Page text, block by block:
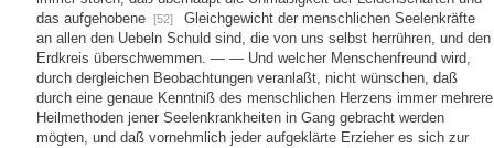
das aufgehobene
[52]
Gleichgewicht der menschlichen Seelenkräfte
an allen den Uebeln Schuld sind, die von uns selbst herrühren, und den
Erdkreis überschwemmen. — — Und welcher Menschenfreund wird,
durch dergleichen Beobachtungen veranlaßt, nicht wünschen, daß
durch eine genaue Kenntniß des menschlichen Herzens immer mehrere
Heilmethoden jener Seelenkrankheiten in Gang gebracht werden
mögten, und daß vornehmlich jeder aufgeklärte Erzieher es sich zur